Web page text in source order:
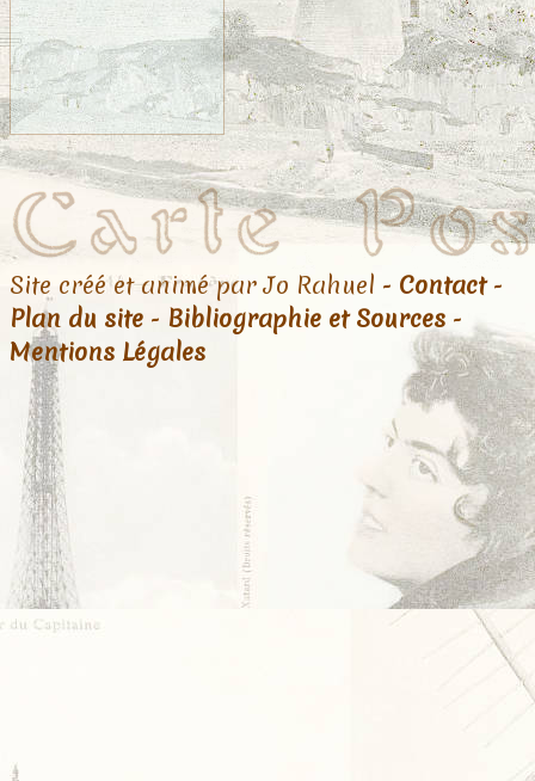
Site créé et animé par Jo Rahuel - Contact-
Plan du site - Bibliographie et Sources -
Mentions Légales